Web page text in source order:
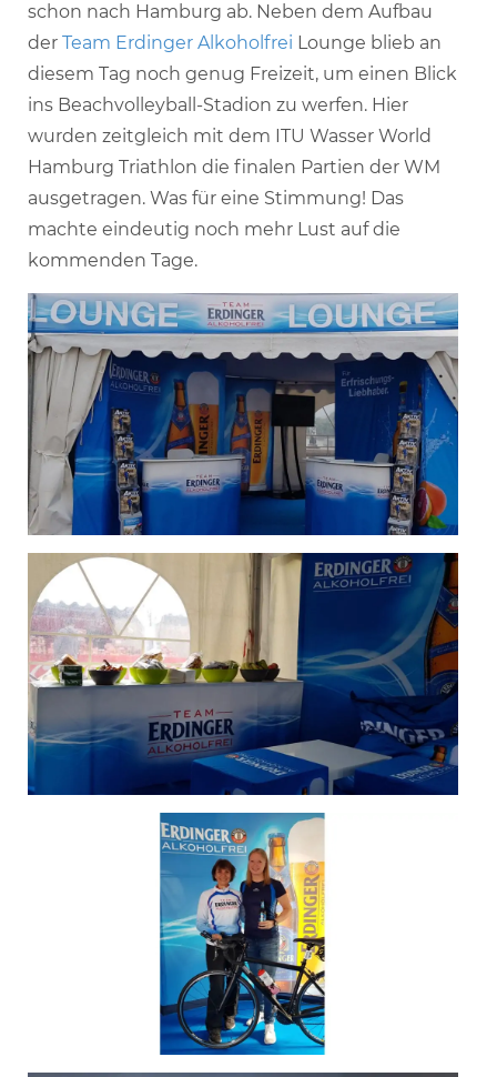
schon nach Hamburg ab. Neben dem Aufbau
der Team Erdinger Alkoholfrei Lounge blieb an
diesem Tag noch genug Freizeit, um einen Blick
ins Beachvolleyball-Stadion zu werfen. Hier
wurden zeitgleich mit dem ITU Wasser World
Hamburg Triathlon die finalen Partien der WM
ausgetragen. Was für eine Stimmung! Das
machte eindeutig noch mehr Lust auf die
kommenden Tage.